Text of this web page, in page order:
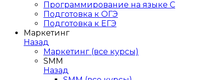
Программирование на языке C
Подготовка к ОГЭ
Подготовка к ЕГЭ
Маркетинг
Назад
Маркетинг (все курсы)
SMM
Назад